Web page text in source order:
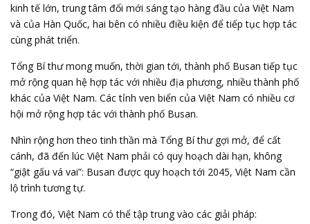
kinh tế lớn, trung tâm đổi mới sáng tạo hàng đầu của Việt Nam
và của Hàn Quốc, hai bên có nhiều điều kiện để tiếp tục hợp tác
cùng phát triển.
Tổng Bí thư mong muốn, thời gian tới, thành phố Busan tiếp tục
mở rộng quan hệ hợp tác với nhiều địa phương, nhiều thành phố
khác của Việt Nam. Các tỉnh ven biển của Việt Nam có nhiều cơ
hội mở rộng hợp tác với thành phố Busan.
Nhìn rộng hơn theo tinh thần mà Tổng Bí thư gợi mở, để cất
cánh, đã đến lúc Việt Nam phải có quy hoạch dài hạn, không
“giật gấu vá vai”: Busan được quy hoạch tới 2045, Việt Nam cần
lộ trình tương tự.
Trong đó, Việt Nam có thể tập trung vào các giải pháp: